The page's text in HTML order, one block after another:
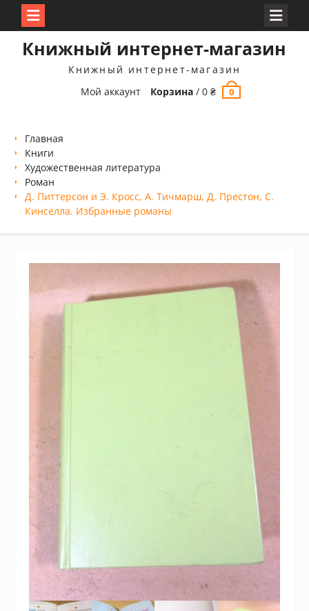
Книжный интернет-магазин
Книжный интернет-магазин
Мой аккаунт
Корзина /0₴ 0
Главная
Книги
Xудожественная литература
Роман
Д. Питтерсон и Э. Кросс, А. Тичмарш, Д. Престон, С.
Кинселла. Избранные романы